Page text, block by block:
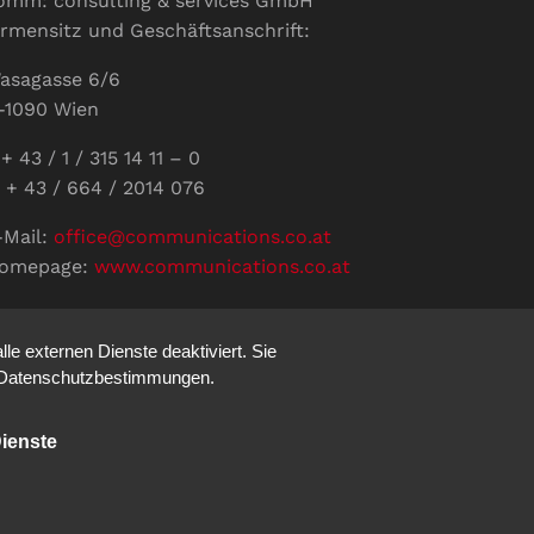
und Geschäftsanschrift:
6/6
Wien
43 / 1 / 315 14 11 – 0
+ 43 / 664 / 2014 076
Mail: office@communications.co.at
www.communications.co.at
Geschäftsführerin:
Pöhacker MSc.
externen Dienste deaktiviert. Sie